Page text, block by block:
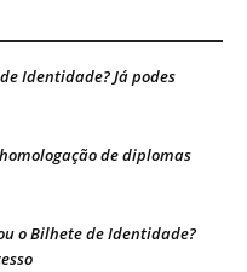
Identidade? Já podes
de diplomas
o Bilhete de Identidade?